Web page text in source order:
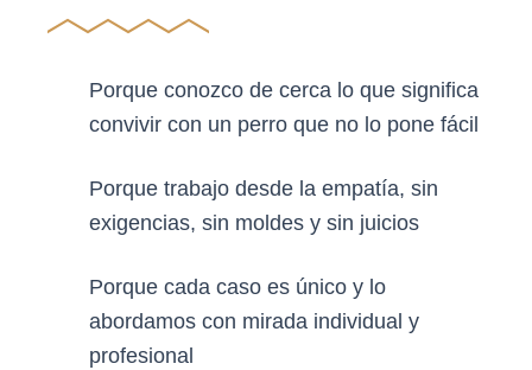
Porque conozco de cerca lo que significa
convivir con un perro que no lo pone fácil
Porque trabajo desde la empatía, sin
exigencias, sin moldes y sin juicios
Porque cada caso es único y lo
abordamos con mirada individual y
profesional